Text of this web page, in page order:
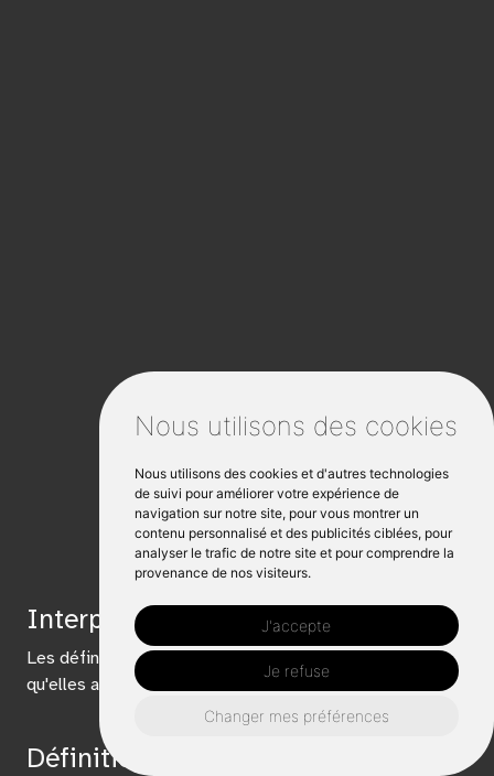
Nous utilisons des cookies
Nous utilisons des cookies et d'autres technologies
de suivi pour améliorer votre expérience de
navigation sur notre site, pour vous montrer un
contenu personnalisé et des publicités ciblées, pour
analyser le trafic de notre site et pour comprendre la
provenance de nos visiteurs.
J'accepte
Je refuse
Changer mes préférences
Interprétation
Les définitions suivantes auront la même signification
qu'elles apparaissent au singulier ou au pluriel.
Définitions